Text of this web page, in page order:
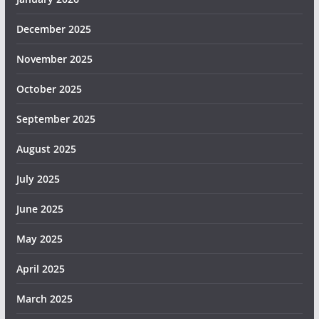
December 2025
November 2025
October 2025
September 2025
August 2025
July 2025
June 2025
May 2025
April 2025
March 2025